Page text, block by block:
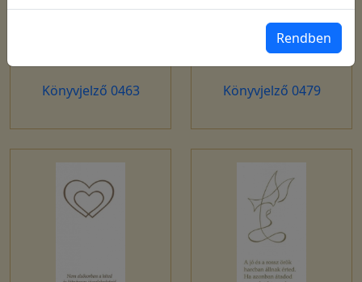
Könyvjelző 0463 Könyvjelző 0479
Rendben